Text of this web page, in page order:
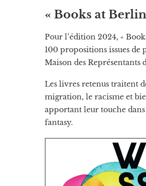
« Books at
Pour l’édition 2024, «
100 propositions issues de
Maison des Représentants
Les livres retenus traitent
migration, le racisme et
apportant leur touche
fantasy.